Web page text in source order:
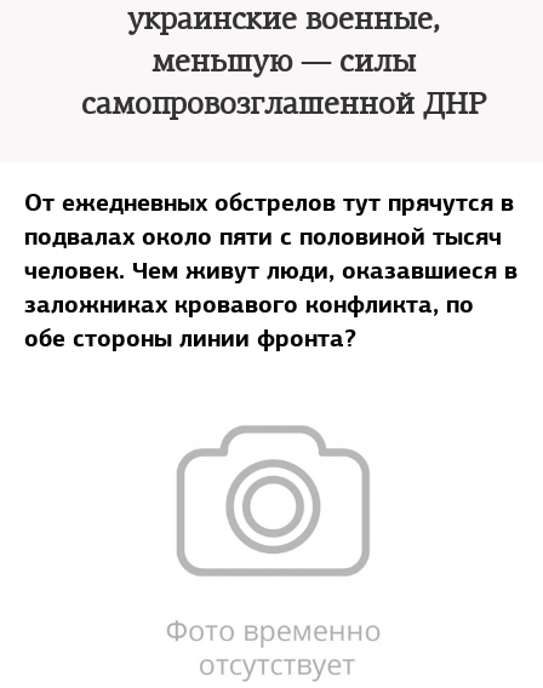
украинские военные,
меньшую — силы
самопровозглашенной ДНР
От ежедневных обстрелов тут прячутся в
подвалах около пяти с половиной тысяч
человек. Чем живут люди, оказавшиеся в
заложниках кровавого конфликта, по
обе стороны линии фронта?